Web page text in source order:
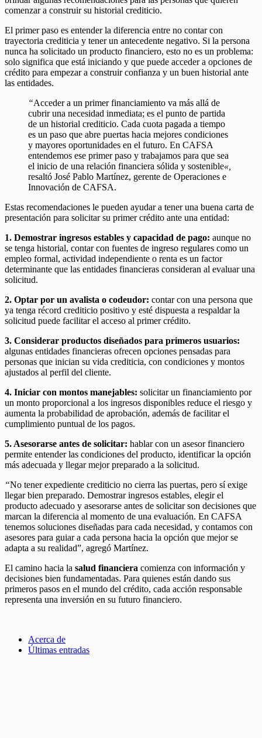
comenzar a construir su historial crediticio.
El primer paso es entender la diferencia entre no contar con
trayectoria crediticia y tener un antecedente negativo. Si la persona
nunca ha solicitado un producto financiero, esto no es un problema:
solo significa que está iniciando y que puede acceder a opciones de
crédito para empezar a construir confianza y un buen historial ante
las entidades.
“Acceder a un primer financiamiento va más allá de
cubrir una necesidad inmediata; es el punto de partida
de un historial crediticio. Cada cuota pagada a tiempo
es un paso que abre puertas hacia mejores condiciones
y mayores oportunidades en el futuro. En CAFSA
entendemos ese primer paso y trabajamos para que sea
el inicio de una relación financiera sólida y sostenible«,
resaltó José Pablo Martínez, gerente de Operaciones e
Innovación de CAFSA.
Estas recomendaciones le pueden ayudar a tener una buena carta de
presentación para solicitar su primer crédito ante una entidad:
1. Demostrar ingresos estables y capacidad de pago: aunque no
se tenga historial, contar con fuentes de ingreso regulares como un
empleo formal, actividad independiente o renta es un factor
determinante que las entidades financieras consideran al evaluar una
solicitud.
2. Optar por un avalista o codeudor: contar con una persona que
ya tenga récord crediticio positivo y esté dispuesta a respaldar la
solicitud puede facilitar el acceso al primer crédito.
3. Considerar productos diseñados para primeros usuarios:
algunas entidades financieras ofrecen opciones pensadas para
personas que inician su vida crediticia, con condiciones y montos
ajustados al perfil del cliente.
4. Iniciar con montos manejables: solicitar un financiamiento por
un monto proporcional a los ingresos disponibles reduce el riesgo y
aumenta la probabilidad de aprobación, además de facilitar el
cumplimiento puntual de los pagos.
5. Asesorarse antes de solicitar: hablar con un asesor financiero
permite entender las condiciones del producto, identificar la opción
más adecuada y llegar mejor preparado a la solicitud.
“No tener expediente crediticio no cierra las puertas, pero sí exige
llegar bien preparado. Demostrar ingresos estables, elegir el
producto adecuado y asesorarse antes de solicitar son decisiones que
marcan la diferencia al momento de una evaluación. En CAFSA
tenemos soluciones diseñadas para cada necesidad, y contamos con
asesores para guiar a cada persona hacia la opción que mejor se
adapta a su realidad”, agregó Martínez.
El camino hacia la salud financiera comienza con información y
decisiones bien fundamentadas. Para quienes están dando sus
primeros pasos en el mundo del crédito, cada acción responsable
representa una inversión en su futuro financiero.
Acerca de
Últimas entradas